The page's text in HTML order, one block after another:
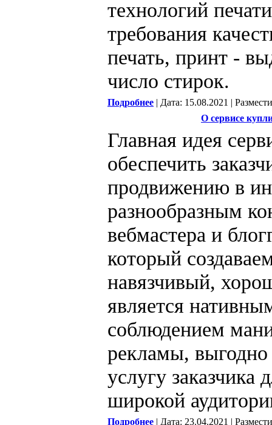
технологий
требования
печать, принт -
число стирок.
Подробнее | Дата: 15.08.2021 |
О сервисе
Главная идея
обеспечить
продвижению в
разнообразным
вебмастера и
который
навязчивый,
является
соблюдением
рекламы, выгодно
услугу заказчика
широкой
Подробнее | Дата: 23.04.2021 |